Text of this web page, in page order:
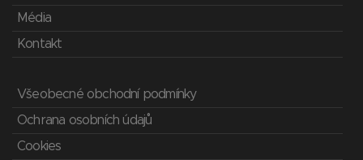
Média
Kontakt
Všeobecné obchodní podmínky
Ochrana osobních údajů
Cookies